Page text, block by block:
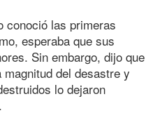
conoció las primeras
esperaba que sus
Sin embargo, dijo que
del desastre y
lo dejaron